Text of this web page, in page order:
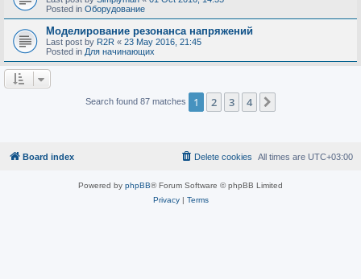
Posted in Оборудование
Моделирование резонанса напряжений
Last post by R2R « 23 May 2016, 21:45
Posted in Для начинающих
Search found 87 matches 1 2 3 4
Board index All times are UTC+03:00
Delete cookies
Powered by phpBB® Forum Software © phpBB Limited
Privacy| Terms